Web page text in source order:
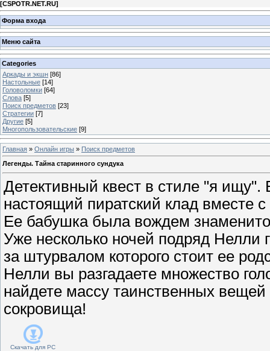
[CSPOTR.NET.RU]
Форма входа
Меню сайта
Categories
Аркады и экшн [86]
Настольные [14]
Головоломки [64]
Слова [5]
Поиск предметов [23]
Стратегии [7]
Другие [5]
Многопользовательские [9]
Главная » Онлайн игры » Поиск предметов
Легенды. Тайна старинного сундука
Детективный квест в стиле "я ищу".
настоящий пиратский клад вместе
Ее бабушка была вождем
Уже несколько ночей подряд Нелли
за штурвалом которого стоит ее
Нелли вы разгадаете множество
найдете массу таинственных
сокровища!
Скачать для PC